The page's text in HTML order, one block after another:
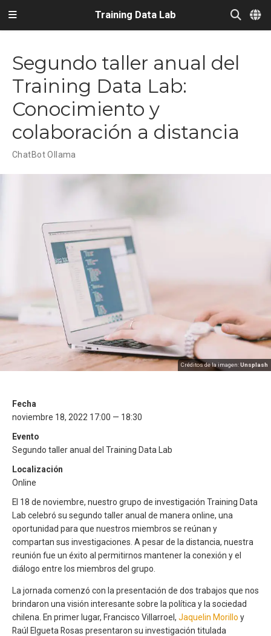
Training Data Lab
Segundo taller anual del
Training Data Lab:
Conocimiento y
colaboración a distancia
ChatBot Ollama
Créditos de la imagen:Unsplash
Fecha
noviembre 18, 2022 17:00 — 18:30
Evento
Segundo taller anual del Training Data Lab
Localización
Online
El 18 de noviembre, nuestro grupo de investigación Training Data
Lab celebró su segundo taller anual de manera online, una
oportunidad para que nuestros miembros se reúnan y
compartan sus investigaciones. A pesar de la distancia, nuestra
reunión fue un éxito al permitirnos mantener la conexión y el
diálogo entre los miembros del grupo.
La jornada comenzó con la presentación de dos trabajos que nos
brindaron una visión interesante sobre la política y la sociedad
chilena. En primer lugar, Francisco Villarroel, Jaquelin Morillo y
Raúl Elgueta Rosas presentaron su investigación titulada